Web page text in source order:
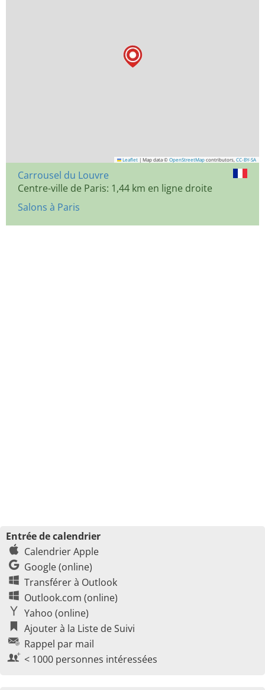
Leaflet | Map data © OpenStreetMap contributors, CC-BY-SA
Carrousel du Louvre
Centre-ville de Paris: 1,44 km en ligne droite
Salons à Paris
Entrée de calendrier
Calendrier Apple
Google (online)
Transférer à Outlook
Outlook.com (online)
Yahoo (online)
Ajouter à la Liste de Suivi
Rappel par mail
< 1000 personnes intéressées